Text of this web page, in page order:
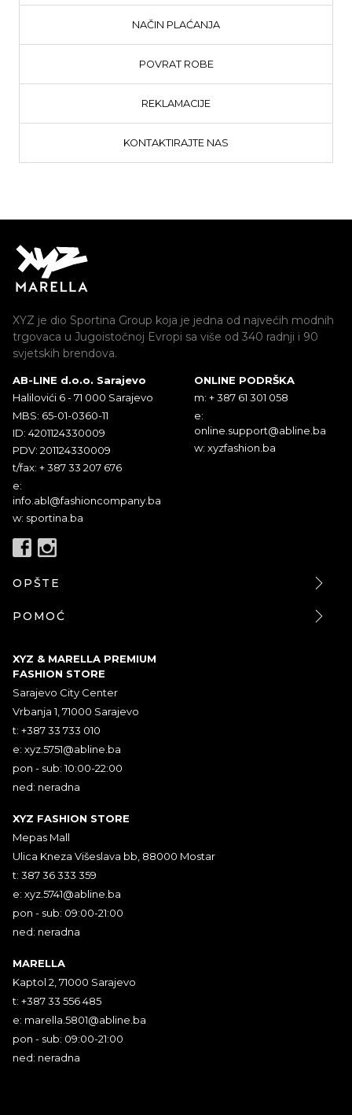
NAČIN PLAĆANJA
POVRAT ROBE
REKLAMACIJE
KONTAKTIRAJTE NAS
XYZ je dio Sportina Group koja je jedna od najvećih modnih
trgovaca u Jugoistočnoj Evropi sa više od 340 radnji i 90
svjetskih brendova.
AB-LINE d.o.o. Sarajevo
Halilovići 6 - 71 000 Sarajevo
MBS: 65-01-0360-11
ID: 4201124330009
PDV: 201124330009
t/fax: + 387 33 207 676
e:
info.abl@fashioncompany.ba
w: sportina.ba
ONLINE PODRŠKA
m: + 387 61 301 058
e:
online.support@abline.ba
w: xyzfashion.ba
OPŠTE
POMOĆ
XYZ & MARELLA PREMIUM
FASHION STORE
Sarajevo City Center
Vrbanja 1, 71000 Sarajevo
t: +387 33 733 010
e: xyz.5751@abline.ba
pon - sub: 10:00-22:00
ned: neradna
XYZ FASHION STORE
Mepas Mall
Ulica Kneza Višeslava bb, 88000 Mostar
t: 387 36 333 359
e: xyz.5741@abline.ba
pon - sub: 09:00-21:00
ned: neradna
MARELLA
Kaptol 2, 71000 Sarajevo
t: +387 33 556 485
e: marella.5801@abline.ba
pon - sub: 09:00-21:00
ned: neradna